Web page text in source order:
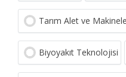
Tarım Alet ve
Biyoyakıt Teknolojisi